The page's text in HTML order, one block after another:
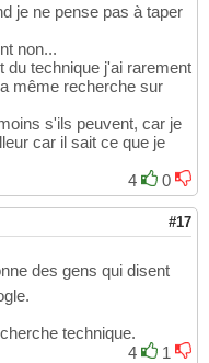
je ne pense pas à taper
non...
du technique j'ai rarement
même recherche sur
s'ils peuvent, car je
car il sait ce que je
4
0
#17
des gens qui disent
technique.
4
1